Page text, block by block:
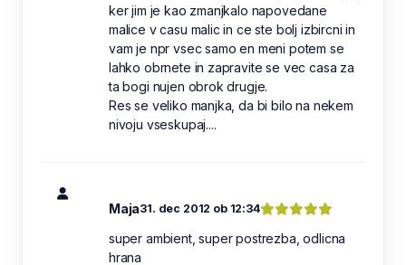
ker jim je kao zmanjkalo napovedane
malice v casu malic in ce ste bolj izbircni in
vam je npr vsec samo en meni potem se
lahko obrnete in zapravite se vec casa za
ta bogi nujen obrok drugje.
Res se veliko manjka, da bi bilo na nekem
nivoju vseskupaj....
Maja31. dec 2012 ob 12:34
super ambient, super postrezba, odlicna
hrana